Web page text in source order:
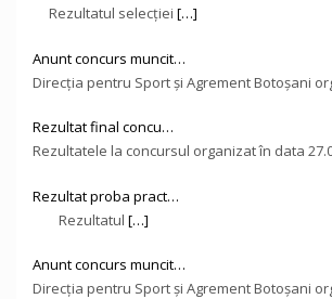
Rezultatul selecției […]
Anunt concurs muncit…
Direcţia pentru Sport și Agrement Botoşani
Rezultat final concu…
Rezultatele la concursul organizat în data
Rezultat proba pract…
Rezultatul […]
Anunt concurs muncit…
Direcţia pentru Sport și Agrement Botoşani